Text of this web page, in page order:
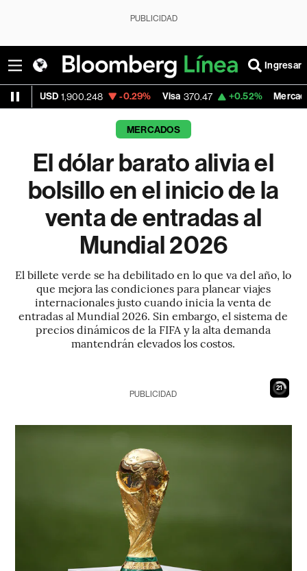
PUBLICIDAD
Ingresar
1,900.248 -0.29% Visa 370.47 +0.52% MercadoLibre
MERCADOS
El dólar barato alivia el
bolsillo en el inicio de la
venta de entradas al
Mundial 2026
El billete verde se ha debilitado en lo que va del año, lo
que mejora las condiciones para planear viajes
internacionales justo cuando inicia la venta de
entradas al Mundial 2026. Sin embargo, el sistema de
precios dinámicos de la FIFA y la alta demanda
mantendrán elevados los costos.
20
PUBLICIDAD